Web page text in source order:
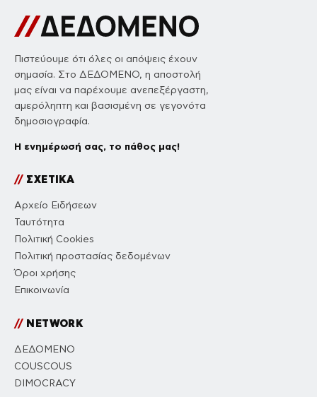
Πιστεύουμε ότι όλες οι απόψεις έχουν
σημασία. Στο ΔΕΔΟΜΕΝΟ, η αποστολή
μας είναι να παρέχουμε ανεπεξέργαστη,
αμερόληπτη και βασισμένη σε γεγονότα
δημοσιογραφία.
Η ενημέρωσή σας, το πάθος μας!
//ΣΧΕΤΙΚΑ
Αρχείο Ειδήσεων
Ταυτότητα
Πολιτική Cookies
Πολιτική προστασίας δεδομένων
Όροι χρήσης
Επικοινωνία
//NETWORK
ΔΕΔΟΜΕΝΟ
COUSCOUS
DIMOCRACY